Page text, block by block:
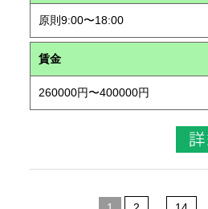
原則9:00〜18:00
賃金
260000円〜400000円